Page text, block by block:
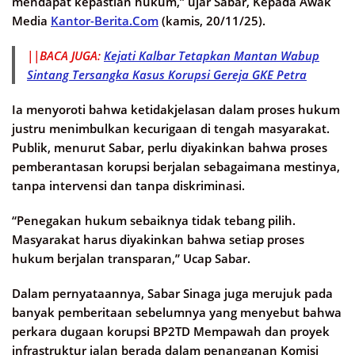
Media Kantor-Berita.Com (kamis, 20/11/25).
||BACA JUGA: Kejati Kalbar Tetapkan Mantan Wabup
Sintang Tersangka Kasus Korupsi Gereja GKE Petra
Ia menyoroti bahwa ketidakjelasan dalam proses hukum
justru menimbulkan kecurigaan di tengah masyarakat.
Publik, menurut Sabar, perlu diyakinkan bahwa proses
pemberantasan korupsi berjalan sebagaimana mestinya,
tanpa intervensi dan tanpa diskriminasi.
“Penegakan hukum sebaiknya tidak tebang pilih.
Masyarakat harus diyakinkan bahwa setiap proses
hukum berjalan transparan,” Ucap Sabar.
Dalam pernyataannya, Sabar Sinaga juga merujuk pada
banyak pemberitaan sebelumnya yang menyebut bahwa
perkara dugaan korupsi BP2TD Mempawah dan proyek
infrastruktur jalan berada dalam penanganan Komisi